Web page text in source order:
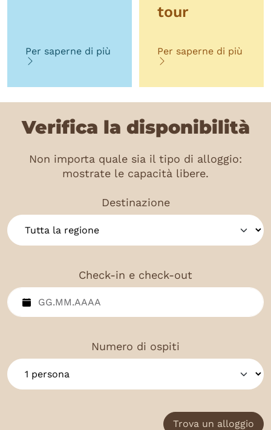
Per saperne di più
tour
Per saperne di più
Verifica la disponibilità
Non importa quale sia il tipo di alloggio:
mostrate le capacità libere.
Destinazione
Check-in e check-out
Numero di ospiti
Trova un alloggio